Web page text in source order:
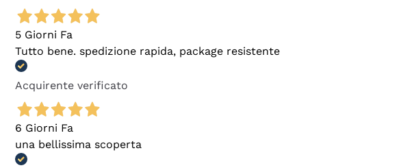
5 Giorni Fa
Tutto bene. spedizione rapida, package resistente
Acquirente verificato
6 Giorni Fa
una bellissima scoperta